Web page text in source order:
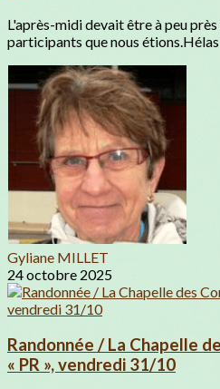
L'après-midi devait être à peu
participants que nous étions.Hélas
Gyliane MILLET
24 octobre 2025
Randonnée / La Chapelle
« PR », vendredi 31/10